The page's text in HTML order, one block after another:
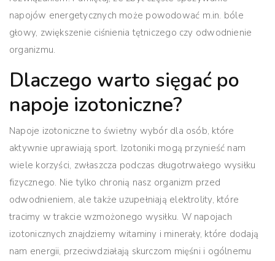
napojów energetycznych może powodować m.in. bóle
głowy, zwiększenie ciśnienia tętniczego czy odwodnienie
organizmu.
Dlaczego warto sięgać po
napoje izotoniczne?
Napoje izotoniczne to świetny wybór dla osób, które
aktywnie uprawiają sport. Izotoniki mogą przynieść nam
wiele korzyści, zwłaszcza podczas długotrwałego wysiłku
fizycznego. Nie tylko chronią nasz organizm przed
odwodnieniem, ale także uzupełniają elektrolity, które
tracimy w trakcie wzmożonego wysiłku. W napojach
izotonicznych znajdziemy witaminy i minerały, które dodają
nam energii, przeciwdziałają skurczom mięśni i ogólnemu